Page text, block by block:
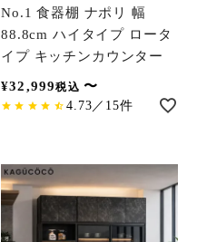
No.1 食器棚 ナポリ 幅
88.8cm ハイタイプ ロータ
イプ キッチンカウンター
¥32,999税込 〜
4.73／15件